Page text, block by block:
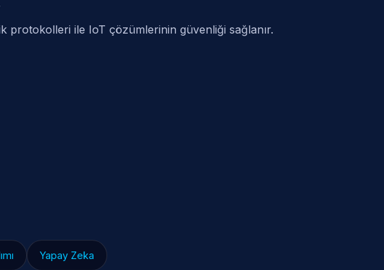
protokolleri ile IoT çözümlerinin güvenliği sağlanır.
Yapay Zeka